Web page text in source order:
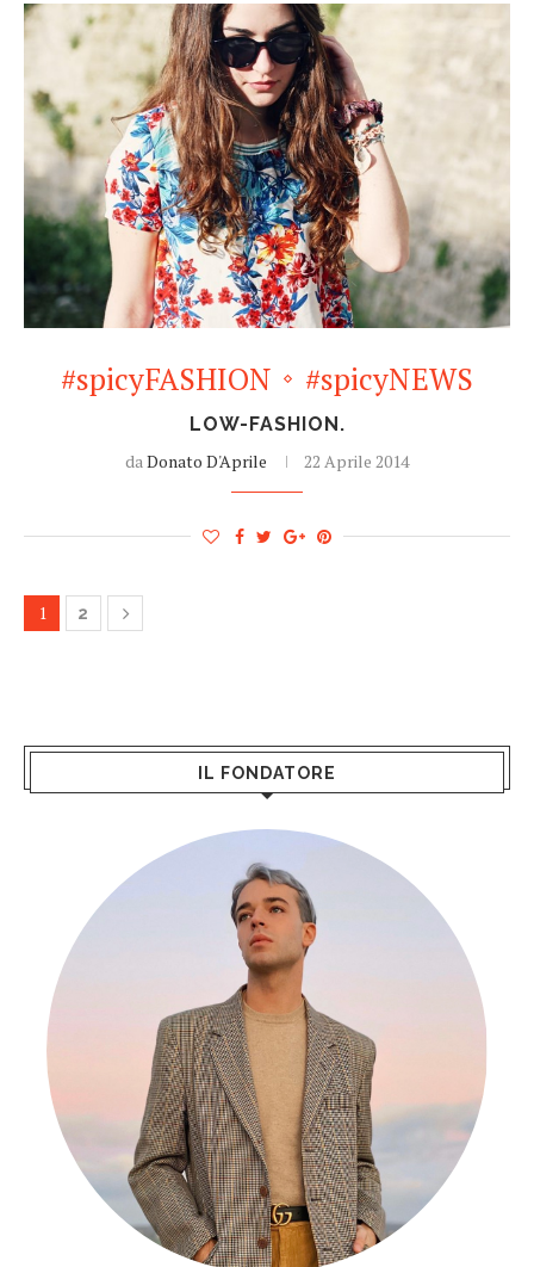
#spicyFASHION #spicyNEWS
LOW-FASHION.
daDonato D'Aprile 22 Aprile 2014
1 2
IL FONDATORE